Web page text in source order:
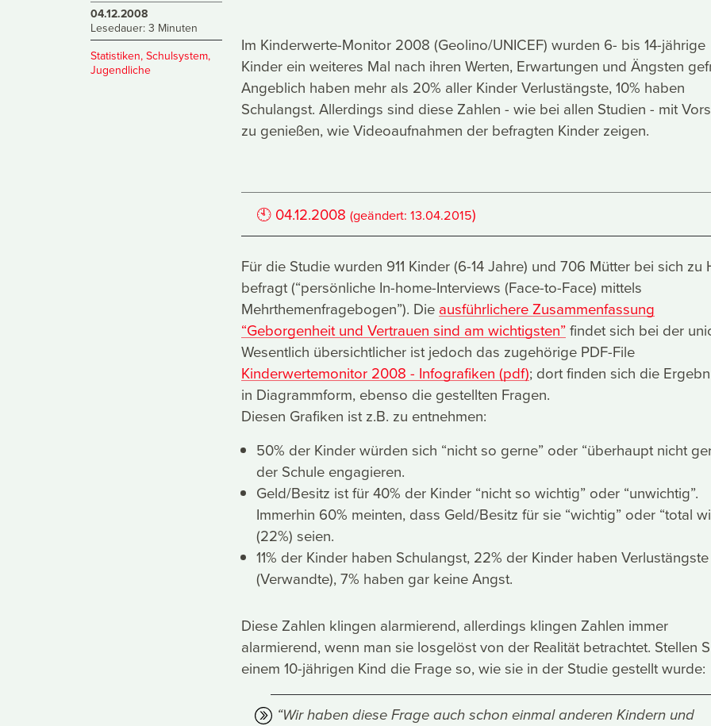
04.12.2008
Lesedauer: 3 Minuten
Statistiken, Schulsystem,
Jugendliche
Im Kinderwerte-Monitor 2008 (Geolino/UNICEF) wurden 6- bis 14-jährige
Kinder ein weiteres Mal nach ihren Werten, Erwartungen und Ängsten
Angeblich haben mehr als 20% aller Kinder Verlustängste, 10% haben
Schulangst. Allerdings sind diese Zahlen - wie bei allen Studien - mit
zu genießen, wie Videoaufnahmen der befragten Kinder zeigen.
🕙 04.12.2008 (geändert:13.04.2015)
Für die Studie wurden 911 Kinder (6-14 Jahre) und 706 Mütter bei sich zu
befragt (“persönliche In-home-Interviews (Face-to-Face) mittels
Mehrthemenfragebogen”). Die ausführlichere Zusammenfassung
“Geborgenheit und Vertrauen sind am wichtigsten”findet sich bei der
Wesentlich übersichtlicher ist jedoch das zugehörige PDF-File
Kinderwertemonitor 2008 - Infografiken (pdf); dort finden sich die
in Diagrammform, ebenso die gestellten Fragen.
Diesen Grafiken ist z.B. zu entnehmen:
50% der Kinder würden sich “nicht so gerne” oder “überhaupt nicht
der Schule engagieren.
Geld/Besitz ist für 40% der Kinder “nicht so wichtig” oder “unwichtig”.
Immerhin 60% meinten, dass Geld/Besitz für sie “wichtig” oder “total
(22%) seien.
11% der Kinder haben Schulangst, 22% der Kinder haben Verlustängste
(Verwandte), 7% haben gar keine Angst.
Diese Zahlen klingen alarmierend, allerdings klingen Zahlen immer
alarmierend, wenn man sie losgelöst von der Realität betrachtet. Stellen
einem 10-jährigen Kind die Frage so, wie sie in der Studie gestellt wurde:
“Wir haben diese Frage auch schon einmal anderen Kindern und